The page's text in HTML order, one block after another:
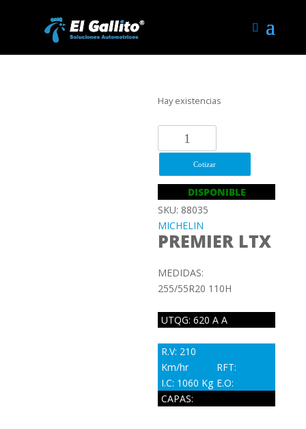
Hay existencias
255/55R20
110H
MICHELIN
PREMIER
cantidad
Cotizar
DISPONIBLE
SKU: 88035
MICHELIN
PREMIER LTX
MEDIDAS:
255/55R20 110H
UTQG: 620 A A
R.V: 210
Km/hr
RFT:
I.C: 1060 Kg E.O:
CAPAS: